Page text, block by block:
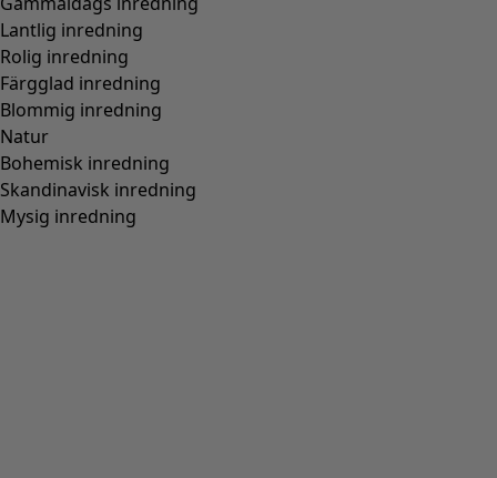
Lantlig inredning
Rolig inredning
Färgglad inredning
Blommig inredning
Natur
Bohemisk inredning
Skandinavisk inredning
Mysig inredning